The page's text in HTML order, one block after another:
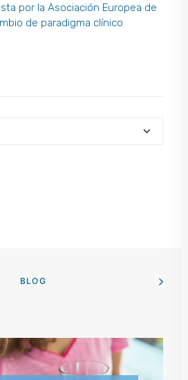
por la Asociación Europea de
de paradigma clínico
BLOG